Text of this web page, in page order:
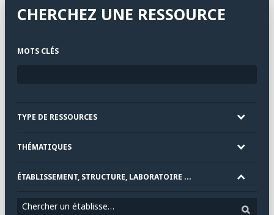
CHERCHEZ UNE RESSOURCE
MOTS CLÉS
TYPE DE RESSOURCES
THÉMATIQUES
ÉTABLISSEMENT, STRUCTURE, LABORATOIRE ...
Chercher un établissement